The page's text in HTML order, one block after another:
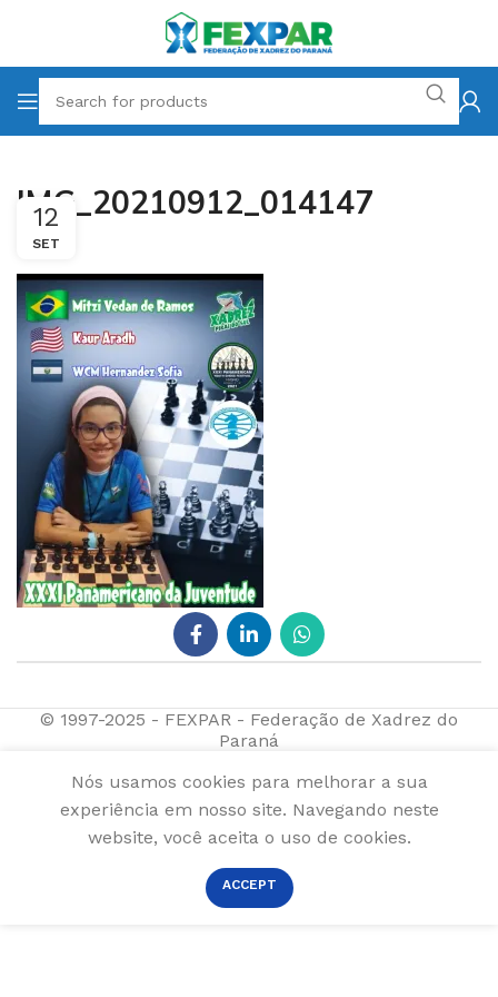
IMG_20210912_014147
12
SET
© 1997-2025 - FEXPAR - Federação de Xadrez do
Paraná
Nós usamos cookies para melhorar a sua
experiência em nosso site. Navegando neste
website, você aceita o uso de cookies.
ACCEPT